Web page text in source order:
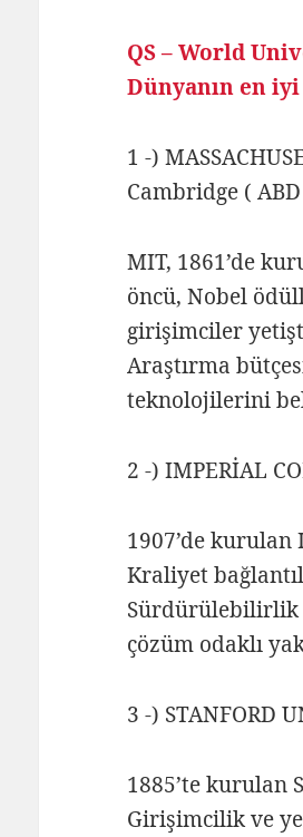
QS – World
Dünyanın en
1 -)
Cambridge (
MIT, 1861’de
öncü, Nobel
girişimciler
Araştırma
teknolojilerini
2 -) IMPERİAL
1907’de
Kraliyet
Sürdürülebilirlik
çözüm odaklı
3 -) STANFORD
1885’te kurulan
Girişimcilik ve